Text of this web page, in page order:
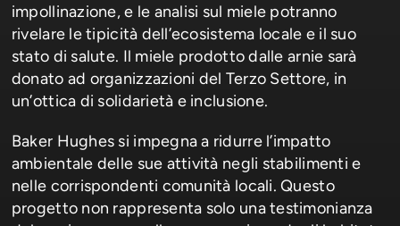
impollinazione, e le analisi sul miele potranno
rivelare le tipicità dell’ecosistema locale e il suo
stato di salute. Il miele prodotto dalle arnie sarà
donato ad organizzazioni del Terzo Settore, in
un’ottica di solidarietà e inclusione.
Baker Hughes si impegna a ridurre l’impatto
ambientale delle sue attività negli stabilimenti e
nelle corrispondenti comunità locali. Questo
progetto non rappresenta solo una testimonianza